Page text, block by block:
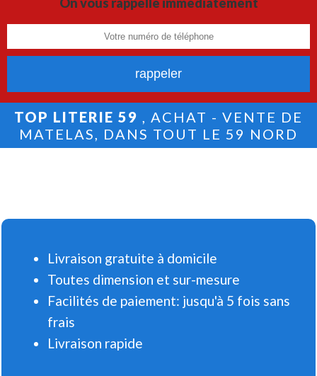
On vous rappelle immediatement
TOP LITERIE 59 , ACHAT - VENTE DE
MATELAS, DANS TOUT LE 59 NORD
Livraison gratuite à domicile
Toutes dimension et sur-mesure
Facilités de paiement: jusqu'à 5 fois sans
frais
Livraison rapide